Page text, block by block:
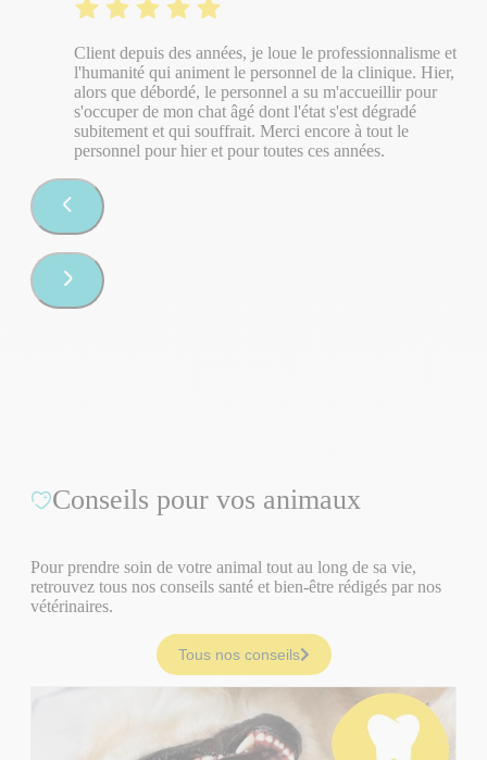
Client depuis des années, je loue le professionnalisme et
l'humanité qui animent le personnel de la clinique. Hier,
alors que débordé, le personnel a su m'accueillir pour
s'occuper de mon chat âgé dont l'état s'est dégradé
subitement et qui souffrait. Merci encore à tout le
personnel pour hier et pour toutes ces années.
Conseils pour vos animaux
Pour prendre soin de votre animal tout au long de sa vie,
retrouvez tous nos conseils santé et bien-être rédigés par nos
vétérinaires.
Tous nos conseils